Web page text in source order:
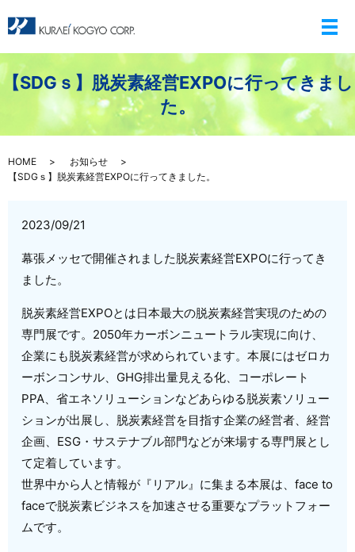
メ
【SDGｓ】脱炭素経営EXPOに行ってきまし
た。
HOME
お知らせ
【SDGｓ】脱炭素経営EXPOに行ってきました。
2023/09/21
幕張メッセで開催されました脱炭素経営EXPOに行ってき
ました。
脱炭素経営EXPOとは日本最大の脱炭素経営実現のための
専門展です。2050年カーボンニュートラル実現に向け、
企業にも脱炭素経営が求められています。本展にはゼロカ
ーボンコンサル、GHG排出量見える化、コーポレート
PPA、省エネソリューションなどあらゆる脱炭素ソリュー
ションが出展し、脱炭素経営を目指す企業の経営者、経営
企画、ESG・サステナブル部門などが来場する専門展とし
て定着しています。
世界中から人と情報が『リアル』に集まる本展は、face to
faceで脱炭素ビジネスを加速させる重要なプラットフォー
ムです。